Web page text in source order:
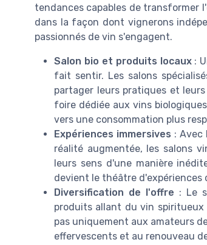
tendances capables de transformer
dans la façon dont vignerons
passionnés de vin s'engagent.
Salon bio et produits locaux:
fait sentir. Les salons
partager leurs pratiques et
foire dédiée aux vins
vers une consommation plus
Expériences immersives : Avec
réalité augmentée, les salons
leurs sens d'une manière
devient le théâtre
Diversification de l'offre : Le
produits allant du vin
pas uniquement aux amateurs
effervescents et au renouveau